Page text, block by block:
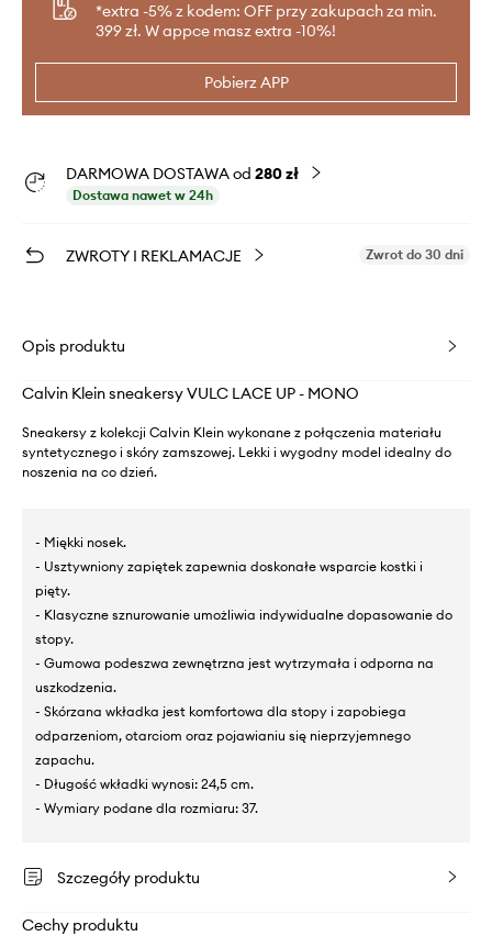
*extra -5% z kodem: OFF przy zakupach za min.
399 zł. W appce masz extra -10%!
Pobierz APP
DARMOWA DOSTAWA od 280 zł
Dostawa nawet w 24h
ZWROTY I REKLAMACJE Zwrot do 30 dni
Opis produktu
Calvin Klein sneakersy VULC LACE UP - MONO
Sneakersy z kolekcji Calvin Klein wykonane z połączenia materiału
syntetycznego i skóry zamszowej. Lekki i wygodny model idealny do
noszenia na co dzień.
- Miękki nosek.
- Usztywniony zapiętek zapewnia doskonałe wsparcie kostki i
pięty.
- Klasyczne sznurowanie umożliwia indywidualne dopasowanie do
stopy.
- Gumowa podeszwa zewnętrzna jest wytrzymała i odporna na
uszkodzenia.
- Skórzana wkładka jest komfortowa dla stopy i zapobiega
odparzeniom, otarciom oraz pojawianiu się nieprzyjemnego
zapachu.
- Długość wkładki wynosi: 24,5 cm.
- Wymiary podane dla rozmiaru: 37.
Szczegóły produktu
Cechy produktu